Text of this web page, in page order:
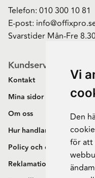
Vi
Den
för att
Telefon: 010 300 10 81
E-post:
Svarstider Mån-Fre
Kundservice
Kontakt
Mina sidor
Om oss
Hur handlar jag?
Policy och cookies
Reklamation och retur